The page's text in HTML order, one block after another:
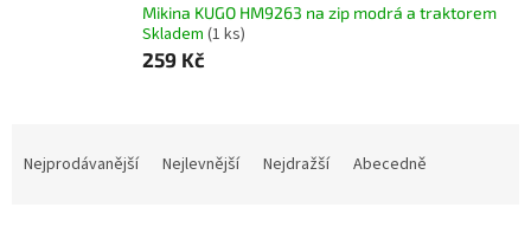
Mikina KUGO HM9263 na zip modrá a traktorem
Skladem (1 ks)
259 Kč
Nejprodávanější Nejlevnější Nejdražší Abecedně